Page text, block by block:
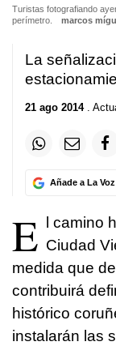
Turistas fotografiando
perímetro.
marcos
La
21 ago 2014.
Añade a La
E
l camino
Ciudad
medida que
contribuirá
histórico
instalarán las